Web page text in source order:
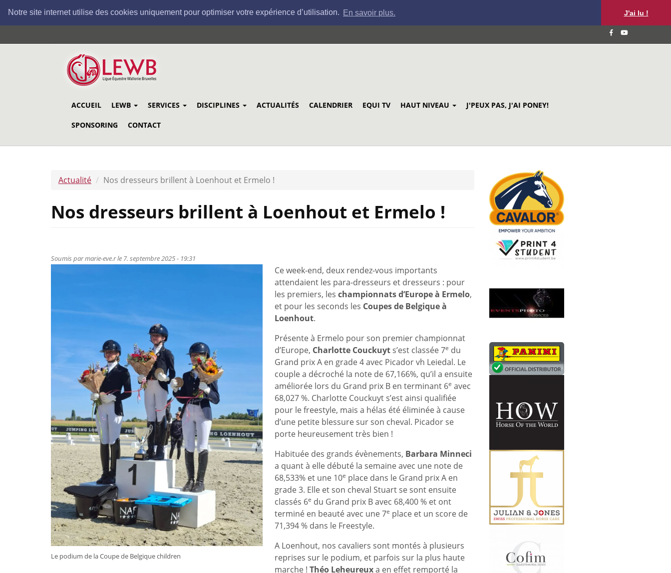
Notre site internet utilise des cookies uniquement pour optimiser votre expérience d’utilisation. En savoir plus. J'ai lu !
au
ACCUEIL LEWB SERVICES DISCIPLINES ACTUALITÉS CALENDRIER EQUI TV HAUT NIVEAU J'PEUX PAS, J'AI PONEY!
SPONSORING CONTACT
Actualité Nos dresseurs brillent à Loenhout et Ermelo !
Nos dresseurs brillent à Loenhout et Ermelo !
Soumis parmarie-eve.rle 7. septembre 2025 - 19:31
Le podium de la Coupe de Belgique children
Ce week-end, deux rendez-vous importants
attendaient les para-dresseurs et dresseurs : pour
les premiers, les championnats d’Europe à Ermelo,
et pour les seconds les Coupes de Belgique à
Loenhout.
Présente à Ermelo pour son premier championnat
d’Europe, Charlotte Couckuyts’est classée 7e du
Grand prix A en grade 4 avec Picador vh Leiedal. Le
couple a décroché la note de 67,166%, qu’il a ensuite
améliorée lors du Grand prix B en terminant 6e avec
68,027 %. Charlotte Couckuyt s’est ainsi qualifiée
pour le freestyle, mais a hélas été éliminée à cause
d’une petite blessure sur son cheval. Picador se
porte heureusement très bien !
Habituée des grands évènements, Barbara Minneci
a quant à elle débuté la semaine avec une note de
68,533% et une 10e place dans le Grand prix A en
grade 3. Elle et son cheval Stuart se sont ensuite
classés 6e du Grand prix B avec 68,400 % et ont
terminé en beauté avec une 7e place et un score de
71,394 % dans le Freestyle.
A Loenhout, nos cavaliers sont montés à plusieurs
reprises sur le podium, et parfois sur la plus haute
marche ! Théo Leheureuxa en effet remporté la